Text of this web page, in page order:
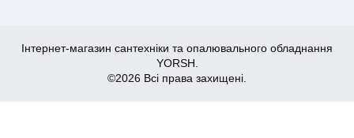
Інтернет-магазин сантехніки та опалювального обладнання
YORSH.
©2026 Всі права захищені.